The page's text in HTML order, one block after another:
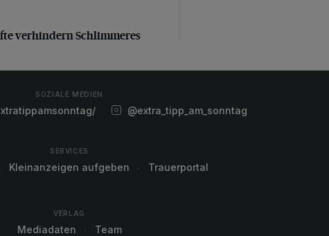
verhindern Schlimmeres
verhindern Schlimmeres
SOZIALE MEDIEN
@extra_tipp_am_sonntag
SERVICES
Kleinanzeigen aufgeben Trauerportal
VERLAG
Mediadaten Team